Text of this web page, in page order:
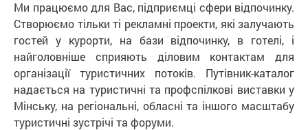
Ми працюємо для Вас, підприємці сфери відпочинку.
Створюємо тільки ті рекламні проекти, які залучають
гостей у курорти, на бази відпочинку, в готелі, і
найголовніше сприяють діловим контактам для
організації туристичних потоків. Путівник-каталог
надається на туристичні та профспілкові виставки у
Мінську, на регіональні, обласні та іншого масштабу
туристичні зустрічі та форуми.